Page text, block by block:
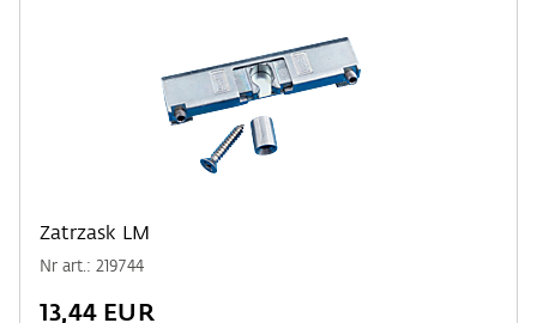
Zatrzask LM
Nr art.: 219744
13,44 EUR